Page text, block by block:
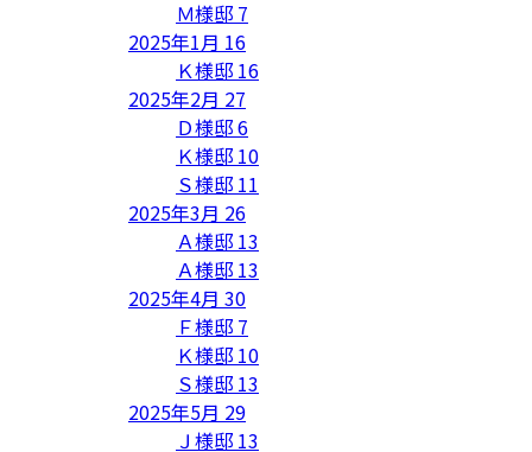
Ｍ様邸 7
2025年1月 16
Ｋ様邸 16
2025年2月 27
Ｄ様邸6
Ｋ様邸 10
Ｓ様邸 11
2025年3月 26
Ａ様邸 13
Ａ様邸 13
2025年4月 30
Ｆ様邸 7
Ｋ様邸 10
Ｓ様邸 13
2025年5月 29
Ｊ様邸 13